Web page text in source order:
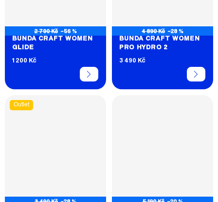
2 790 Kč –56 %
BUNDA CRAFT WOMEN
GLIDE
1 200 Kč
4 890 Kč –28 %
BUNDA CRAFT WOMEN
PRO HYDRO 2
3 490 Kč
Outlet